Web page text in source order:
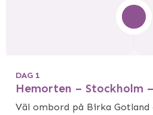
DAG 1
Hemorten – Stockholm
Väl ombord på Birka Gotland